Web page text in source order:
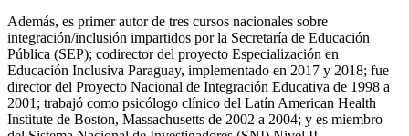
Además, es primer autor de tres cursos nacionales sobre
integración/inclusión impartidos por la Secretaría de Educación
Pública (SEP); codirector del proyecto Especialización en
Educación Inclusiva Paraguay, implementado en 2017 y 2018; fue
director del Proyecto Nacional de Integración Educativa de 1998 a
2001; trabajó como psicólogo clínico del Latín American Health
Institute de Boston, Massachusetts de 2002 a 2004; y es miembro